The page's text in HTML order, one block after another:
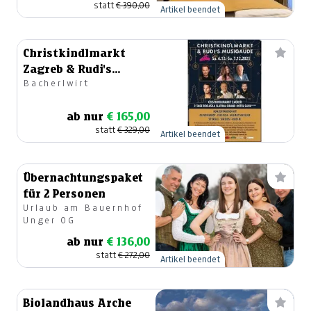
statt€ 390,00 Artikel beendet
Christkindlmarkt
Zagreb & Rudi's
Advent-Musigaude in
Bacherlwirt
ab nur € 165,00
statt€ 329,00 Artikel beendet
Übernachtungspaket
für 2 Personen
Urlaub am Bauernhof
Unger OG
ab nur € 136,00
statt€ 272,00 Artikel beendet
Biolandhaus Arche